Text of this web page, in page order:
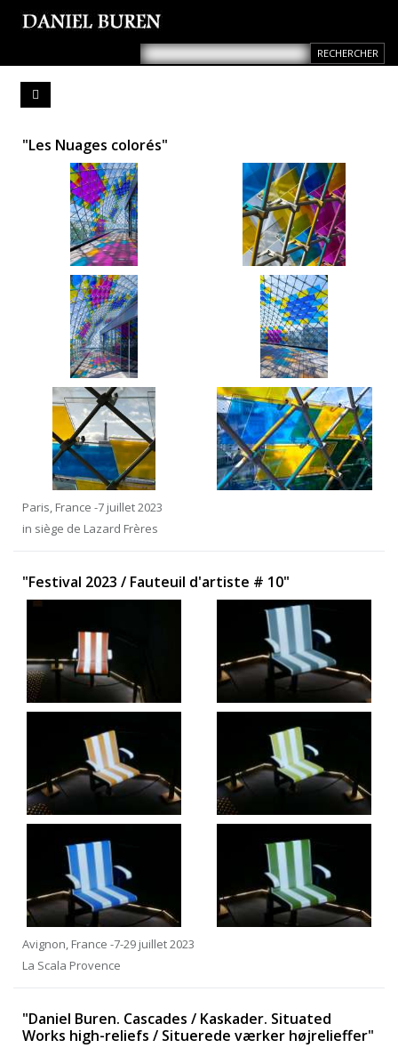
"Les Nuages colorés"
Paris, France -7 juillet 2023
in siège de Lazard Frères
"Festival 2023 / Fauteuil d'artiste # 10"
Avignon, France -7-29 juillet 2023
La Scala Provence
"Daniel Buren. Cascades / Kaskader. Situated
Works high-reliefs / Situerede værker højrelieffer"